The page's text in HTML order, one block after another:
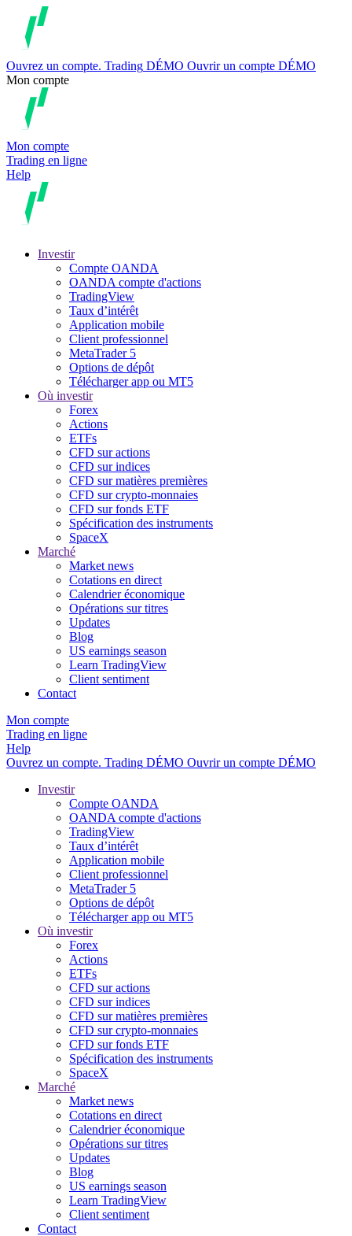
Ouvrez un compte. Trading DÉMO Ouvrir un compte DÉMO
Mon compte
Mon compte
Trading en ligne
Help
Investir
Compte OANDA
OANDA compte d'actions
TradingView
Taux d’intérêt
Application mobile
Client professionnel
MetaTrader 5
Options de dépôt
Télécharger app ou MT5
Où investir
Forex
Actions
ETFs
CFD sur actions
CFD sur indices
CFD sur matières premières
CFD sur crypto-monnaies
CFD sur fonds ETF
Spécification des instruments
SpaceX
Marché
Market news
Cotations en direct
Calendrier économique
Opérations sur titres
Updates
Blog
US earnings season
Learn TradingView
Client sentiment
Contact
Mon compte
Trading en ligne
Help
Ouvrez un compte. Trading DÉMO Ouvrir un compte DÉMO
Investir
Compte OANDA
OANDA compte d'actions
TradingView
Taux d’intérêt
Application mobile
Client professionnel
MetaTrader 5
Options de dépôt
Télécharger app ou MT5
Où investir
Forex
Actions
ETFs
CFD sur actions
CFD sur indices
CFD sur matières premières
CFD sur crypto-monnaies
CFD sur fonds ETF
Spécification des instruments
SpaceX
Marché
Market news
Cotations en direct
Calendrier économique
Opérations sur titres
Updates
Blog
US earnings season
Learn TradingView
Client sentiment
Contact